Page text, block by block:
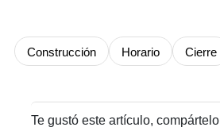
Construcción Horario Cierre
Te gustó este artículo, compártelo